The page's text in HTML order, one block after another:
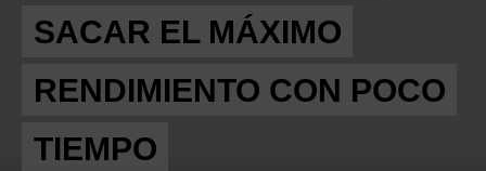
SACAR EL MÁXIMO
RENDIMIENTO CON POCO
TIEMPO